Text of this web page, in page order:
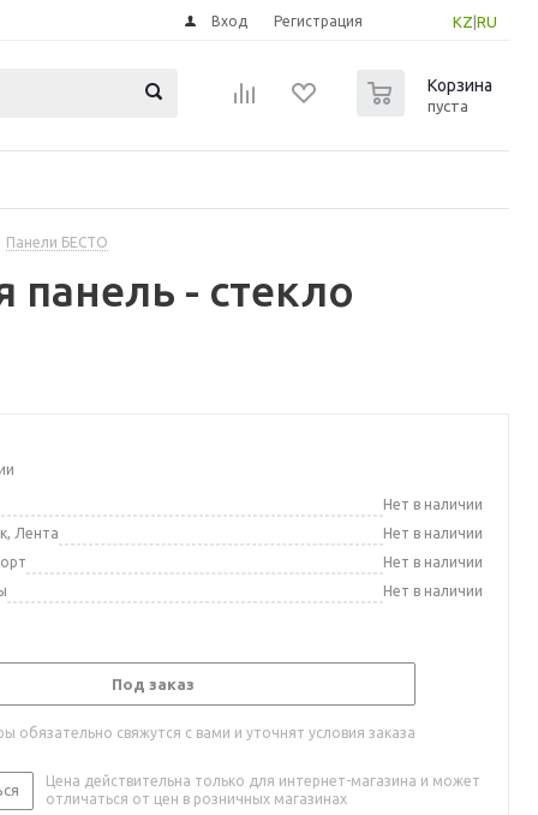
KZ RU
Вход Регистрация
Корзина
пуста
Панели БЕСТО
панель - стекло
Нет в наличии
Лента
Нет в наличии
Нет в наличии
Нет в наличии
Под заказ
обязательно свяжутся с вами и уточнят условия заказа
Цена действительна только для интернет-магазина и может
отличаться от цен в розничных магазинах